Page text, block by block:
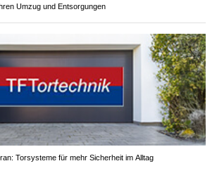
Umzug und Entsorgungen
Torsysteme für mehr Sicherheit im Alltag